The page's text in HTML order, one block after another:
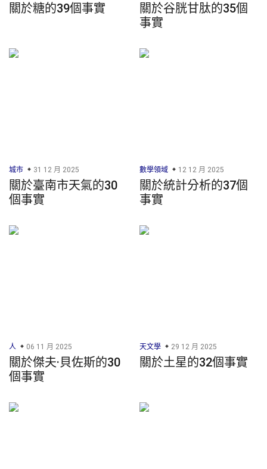
關於糖的39個事實
關於谷胱甘肽的35個
事實
城市 31 12 月 2025
關於臺南市天氣的30
個事實
數學領域 12 12 月 2025
關於統計分析的37個
事實
人 06 11 月 2025
關於傑夫·貝佐斯的30
個事實
天文學 29 12 月 2025
關於土星的32個事實